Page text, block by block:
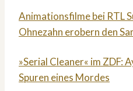
Animationsfilme bei RTL
Ohnezahn erobern den
»Serial Cleaner« im ZDF:
Spuren eines Mordes